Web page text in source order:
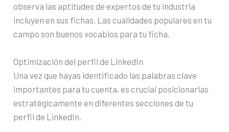
observa las aptitudes de expertos de tu industria
incluyen en sus fichas. Las cualidades populares en tu
campo son buenos vocablos para tu ficha.
Optimización del perfil de LinkedIn
Una vez que hayas identificado las palabras clave
importantes para tu cuenta, es crucial posicionarlas
estratégicamente en diferentes secciones de tu
perfil de LinkedIn.